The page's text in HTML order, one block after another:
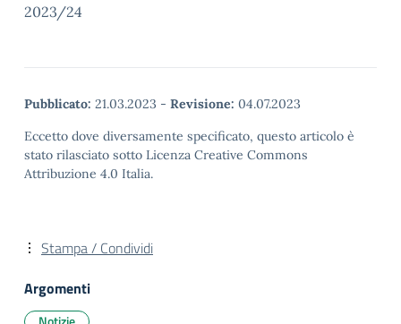
2023/24
Pubblicato: 21.03.2023 - Revisione: 04.07.2023
Eccetto dove diversamente specificato, questo articolo è
stato rilasciato sotto Licenza Creative Commons
Attribuzione 4.0 Italia.
Stampa / Condividi
Argomenti